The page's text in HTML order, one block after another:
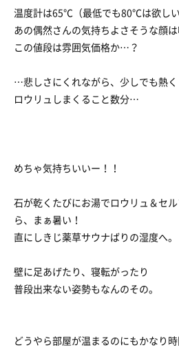
温度計は65℃（最低でも80℃は欲し
あの偶然さんの気持ちよさそうな顔
この値段は雰囲気価格か…？
…悲しさにくれながら、少しでも熱く
ロウリュしまくること数分…
めちゃ気持ちいいー！！
石が乾くたびにお湯でロウリュ＆セ
ら、まぁ暑い！
直にしきじ薬草サウナばりの湿度へ。
壁に足あげたり、寝転がったり
普段出来ない姿勢もなんのその。
どうやら部屋が温まるのにもかなり